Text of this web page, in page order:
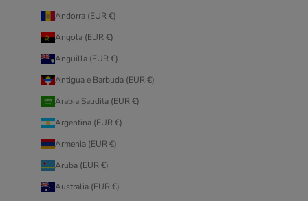
Andorra (EUR €)
Angola (EUR €)
Anguilla (EUR €)
Antigua e Barbuda (EUR €)
Arabia Saudita (EUR €)
Argentina (EUR €)
Armenia (EUR €)
Aruba (EUR €)
Australia (EUR €)